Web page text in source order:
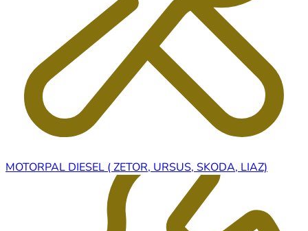
MOTORPAL DIESEL ( ZETOR, URSUS, SKODA, LIAZ)